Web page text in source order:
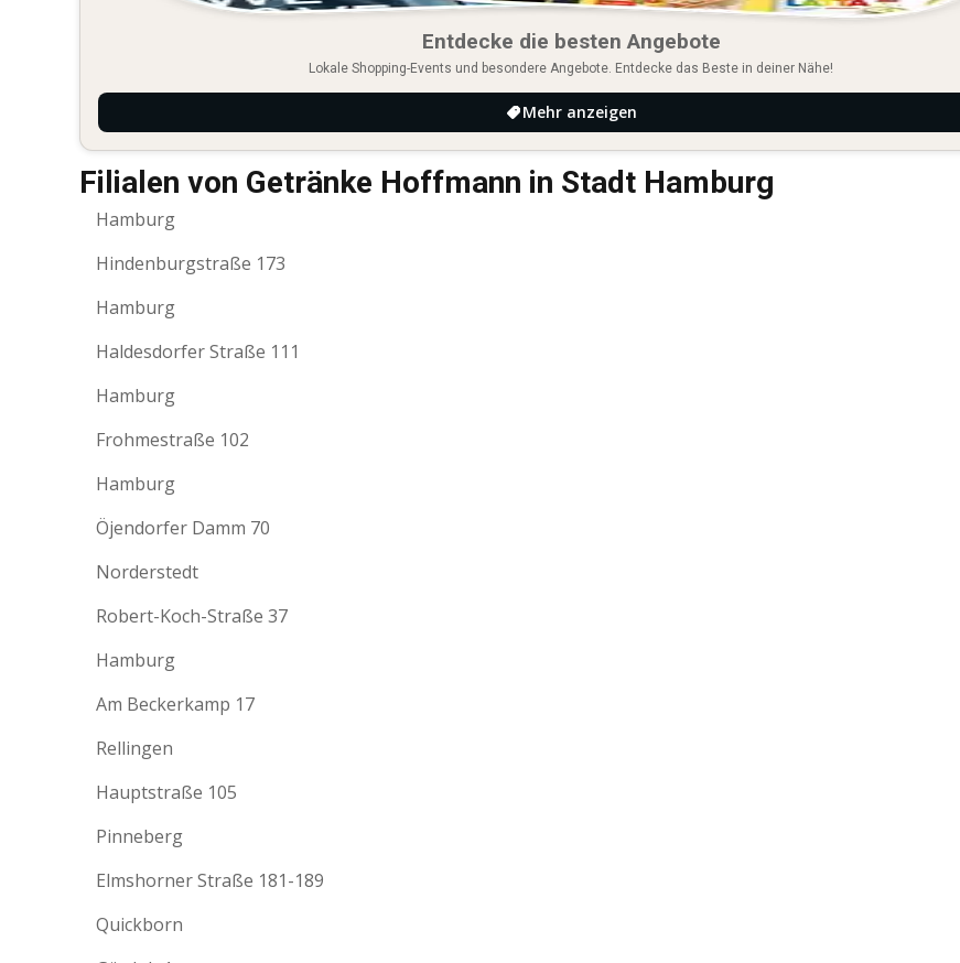
Entdecke die besten Angebote
Lokale Shopping-Events und besondere Angebote. Entdecke das Beste in deiner Nähe!
Mehr anzeigen
Filialen von Getränke Hoffmann in Stadt Hamburg
Hamburg
Hindenburgstraße 173
Hamburg
Haldesdorfer Straße 111
Hamburg
Frohmestraße 102
Hamburg
Öjendorfer Damm 70
Norderstedt
Robert-Koch-Straße 37
Hamburg
Am Beckerkamp 17
Rellingen
Hauptstraße 105
Pinneberg
Elmshorner Straße 181-189
Quickborn